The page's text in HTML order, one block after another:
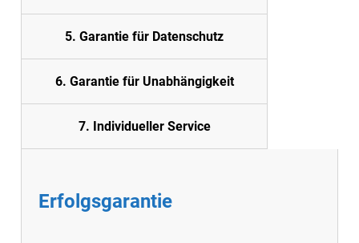
5. Garantie für Datenschutz
6. Garantie für Unabhängigkeit
7. Individueller Service
Erfolgsgarantie